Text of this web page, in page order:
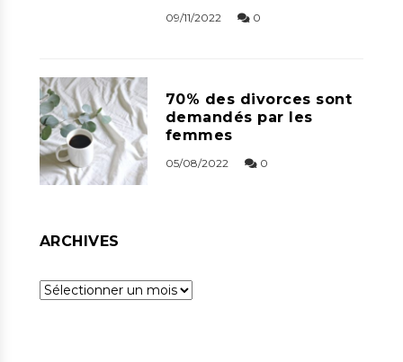
09/11/2022 0
70% des divorces sont
demandés par les
femmes
05/08/2022 0
ARCHIVES
Archives